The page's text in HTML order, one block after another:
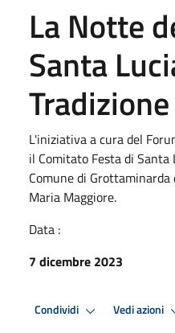
La Notte
Santa
Tradizione
L'iniziativa a cura del
il Comitato Festa di
Comune di
Maria Maggiore.
Data :
7 dicembre 2023
Condividi Vedi azioni